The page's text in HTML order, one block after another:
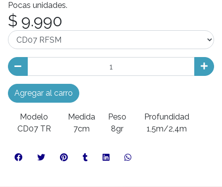
Pocas unidades.
$ 9.990
Agregar al carro
Modelo
CD07 TR
Medida
7cm
Peso
8gr
Profundidad
1,5m/2,4m